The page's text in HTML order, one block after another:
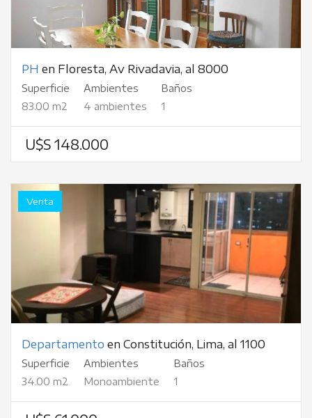
PH en Floresta, Av Rivadavia, al 8000
Superficie
83.00 m2
Ambientes
4 ambientes
Baños
1
U$S 148.000
Venta
Departamento en Constitución, Lima, al 1100
Superficie
34.00 m2
Ambientes
Monoambiente
Baños
1